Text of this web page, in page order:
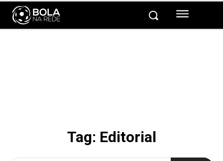
Tag: Editorial